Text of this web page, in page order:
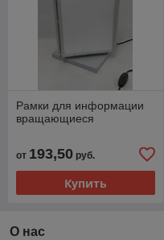
Рамки для информации
вращающиеся
от 193,50 руб.
Купить
О нас